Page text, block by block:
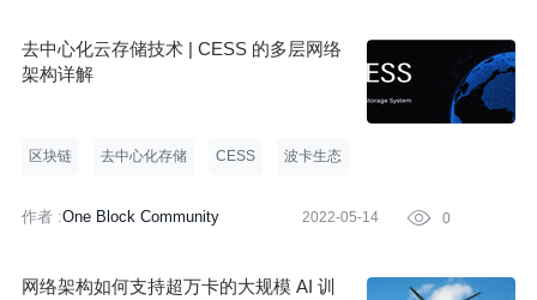
去中心化云存储技术 | CESS 的多层网络
架构详解
区块链 去中心化存储 CESS 波卡生态
作者 :One Block Community 2022-05-14  0
网络架构如何支持超万卡的大规模 AI 训